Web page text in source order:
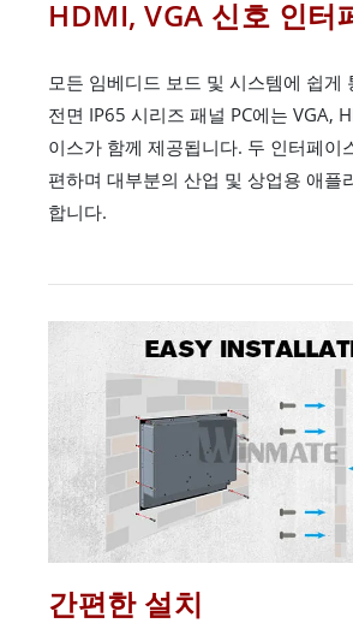
HDMI, VGA 신호 인터
모든 임베디드 보드 및 시스템에 쉽게
전면 IP65 시리즈 패널 PC에는 VGA,
이스가 함께 제공됩니다. 두 인터페이
편하며 대부분의 산업 및 상업용 애플
합니다.
간편한 설치